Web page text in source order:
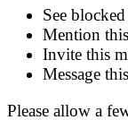
See
Mention
Invite this
Message
Please allow a